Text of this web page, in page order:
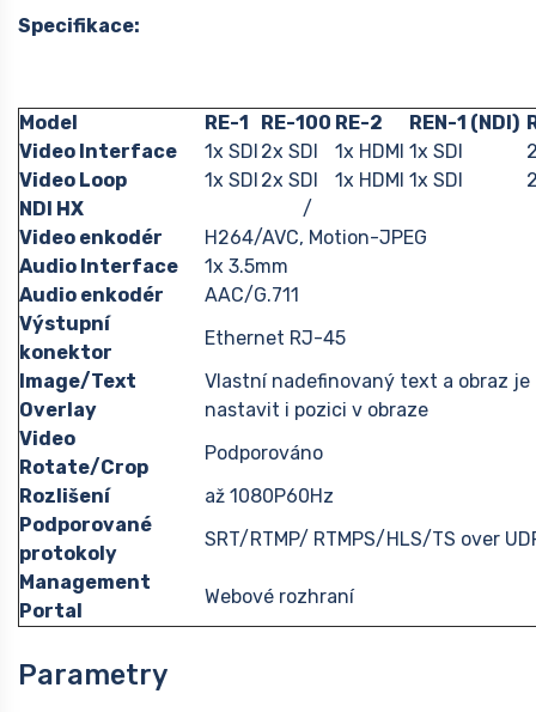
Specifikace:
Model RE-1 RE-100 RE-2 REN-1 (NDI)
Video Interface
1x SDI 2x SDI 1x HDMI 1x SDI
Video Loop
1x SDI 2x SDI 1x HDMI 1x SDI
NDI HX
/
Video enkodér
H264/AVC, Motion-JPEG
Audio Interface
1x 3.5mm
Audio enkodér
AAC/G.711
Výstupní
konektor
Ethernet RJ-45
Image/Text
Overlay
Vlastní nadefinovaný text a obraz je
nastavit i pozici v obraze
Video
Rotate/Crop
Podporováno
Rozlišení
až 1080P60Hz
Podporované
protokoly
SRT/RTMP/ RTMPS/HLS/TS over
Management
Portal
Webové rozhraní
Parametry